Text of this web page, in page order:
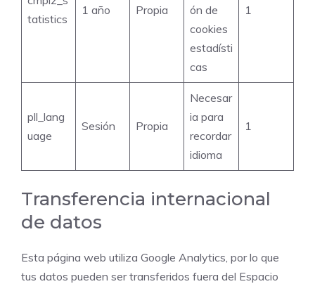
tatistics
1 año Propia
ón de
cookies
estadísti
cas
1
pll_lang
uage
Sesión Propia
Necesar
ia para
recordar
idioma
1
Transferencia internacional
de datos
Esta página web utiliza Google Analytics, por lo que
tus datos pueden ser transferidos fuera del Espacio